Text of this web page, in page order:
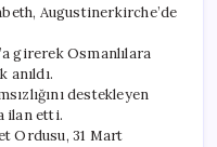
Augustinerkirche’de
girerek Osmanlılara
anıldı.
destekleyen
ilan etti.
Ordusu, 31 Mart